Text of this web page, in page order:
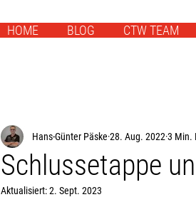
HOME BLOG CTW TEAM
Schlussetappe
Hans-Günter Päske 28. Aug. 2022 3 Min.
Aktualisiert:2. Sept. 2023